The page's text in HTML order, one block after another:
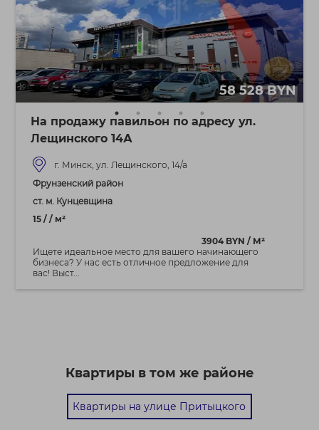
58 528 BYN
На продажу павильон по адресу ул.
Лещинского 14А
г. Минск, ул. Лещинского, 14/а
Фрунзенский район
ст. м. Кунцевщина
15 / / м²
3904 BYN / М²
Ищете идеальное место для вашего начинающего
бизнеса? У нас есть отличное предложение для
вас! Выст...
Квартиры в том же районе
Квартиры на улице Притыцкого